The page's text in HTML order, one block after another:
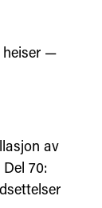
heiser —
av
70: